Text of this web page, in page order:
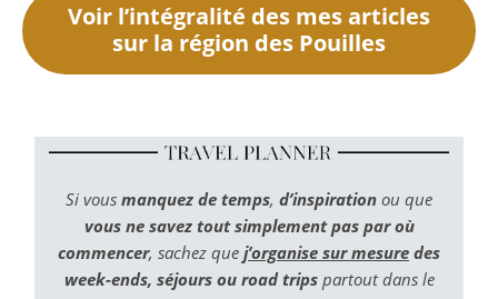
Voir l’intégralité des mes articles
sur la région des Pouilles
Si vous manquez de temps, d’inspiration ou que
vous ne savez tout simplement pas par où
commencer, sachez que j’organise sur mesure des
week-ends, séjours ou road tripspartout dans le